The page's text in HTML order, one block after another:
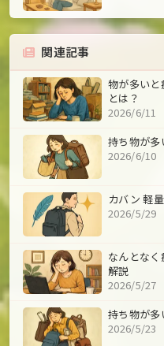
関連記事
物が多いと
とは？
2026/6/11
持ち物が多
2026/6/10
カバン 軽
2026/5/29
なんとな
解説
2026/5/27
持ち物が多
2026/5/23